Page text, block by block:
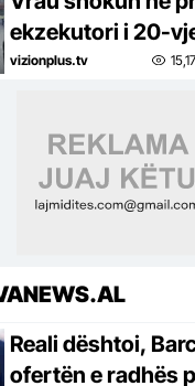
ekzekutori i 20-
(EMRI-FOTO)
vizionplus.tv
Reali dështoi,
ofertën e radhës